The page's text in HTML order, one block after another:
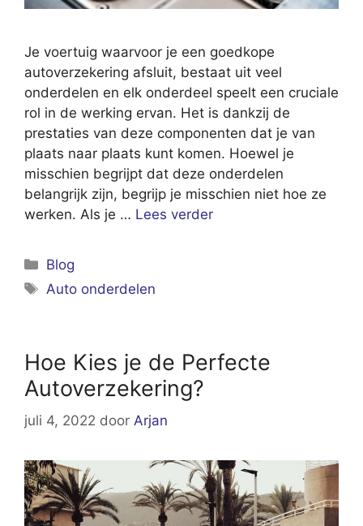
Je voertuig waarvoor je een goedkope
autoverzekering afsluit, bestaat uit veel
onderdelen en elk onderdeel speelt een cruciale
rol in de werking ervan. Het is dankzij de
prestaties van deze componenten dat je van
plaats naar plaats kunt komen. Hoewel je
misschien begrijpt dat deze onderdelen
belangrijk zijn, begrijp je misschien niet hoe ze
werken. Als je … Lees verder
Categorieën
Blog
Tags
Auto onderdelen
Hoe Kies je de Perfecte
Autoverzekering?
juli 4, 2022 door Arjan